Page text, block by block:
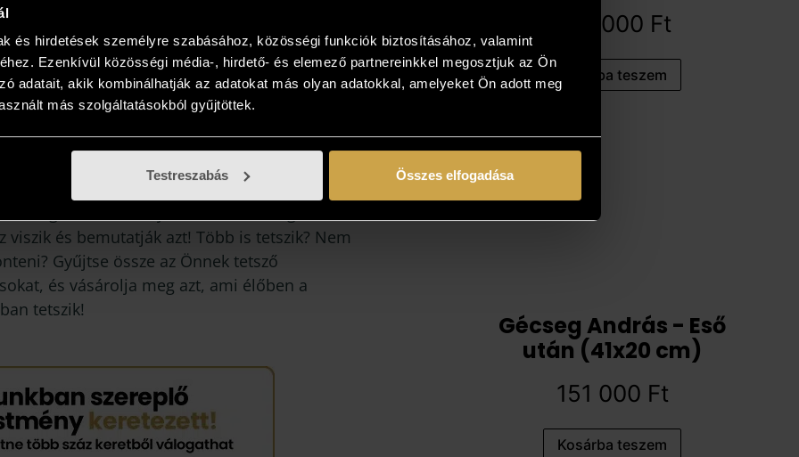
és hirdetések személyre szabásához, közösségi funkciók biztosításához, valamint
Ezenkívül közösségi média-, hirdető- és elemező partnereinkkel megosztjuk az Ön
adatait, akik kombinálhatják az adatokat más olyan adatokkal, amelyeket Ön adott meg
más szolgáltatásokból gyűjtöttek.
Testreszabás Összes elfogadása
meg az otthonában!
a műalkotás elnyerte tetszését
és kollégáink bővebb felvilágosítást
Lehetősége van az otthonában, a végleges
viszik és bemutatják azt! Több is tetszik? Nem
Gyűjtse össze az Önnek tetsző
és vásárolja meg azt, ami élőben a
tetszik!
397 000 Ft
Kosárba teszem
Gécseg András - Eső
után (41x20 cm)
151 000 Ft
Kosárba teszem